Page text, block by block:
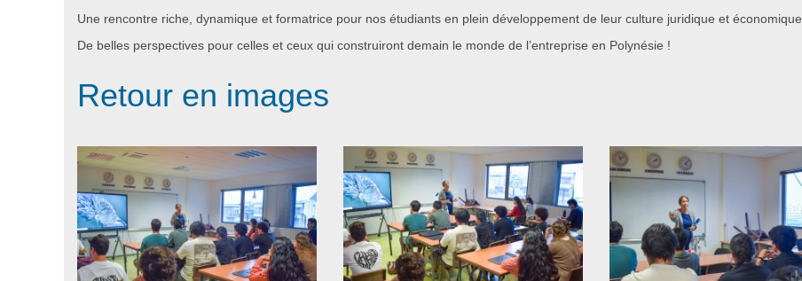
Une rencontre riche, dynamique et formatrice pour nos étudiants en plein développement de leur culture juridique et économique.
De belles perspectives pour celles et ceux qui construiront demain le monde de l’entreprise en Polynésie !
Retour en images